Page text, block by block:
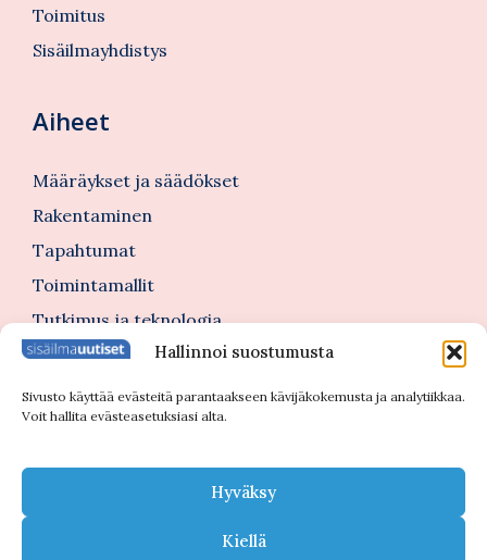
Hallinnoi suostumusta
Sivusto käyttää evästeitä parantaakseen kävijäkokemusta ja analytiikkaa.
Voit hallita evästeasetuksiasi alta.
Hyväksy
Kiellä
Toimitus
Sisäilmayhdistys
Aiheet
Määräykset ja säädökset
Rakentaminen
Tapahtumat
Toimintamallit
Tutkimus ja teknologia
Tutustu myös